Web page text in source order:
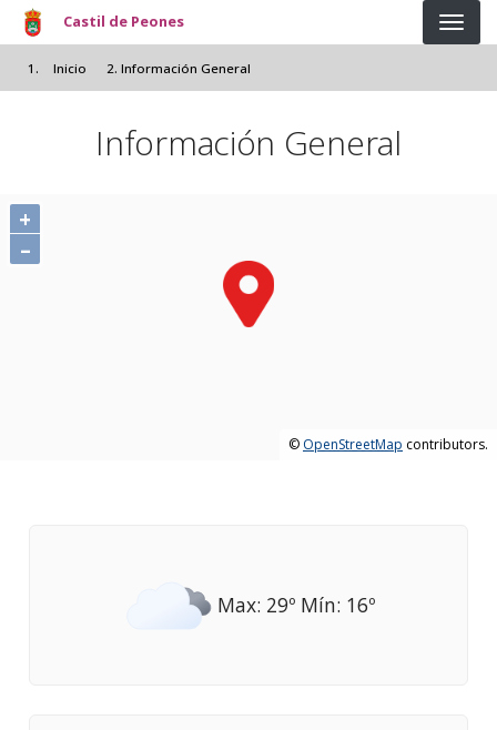
Pasar al contenido principal
Castil de Peones
Inicio Información General
Información General
+
–
© OpenStreetMap contributors.
Max: 29º Mín: 16º